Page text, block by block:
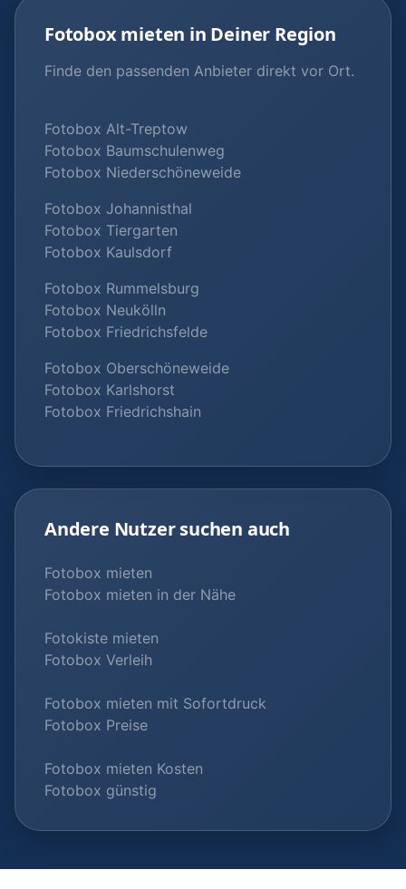
Fotobox mieten in Deiner Region
Finde den passenden Anbieter direkt vor Ort.
Fotobox Alt-Treptow
Fotobox Baumschulenweg
Fotobox Niederschöneweide
Fotobox Johannisthal
Fotobox Tiergarten
Fotobox Kaulsdorf
Fotobox Rummelsburg
Fotobox Neukölln
Fotobox Friedrichsfelde
Fotobox Oberschöneweide
Fotobox Karlshorst
Fotobox Friedrichshain
Andere Nutzer suchen auch
Fotobox mieten
Fotobox mieten in der Nähe
Fotokiste mieten
Fotobox Verleih
Fotobox mieten mit Sofortdruck
Fotobox Preise
Fotobox mieten Kosten
Fotobox günstig